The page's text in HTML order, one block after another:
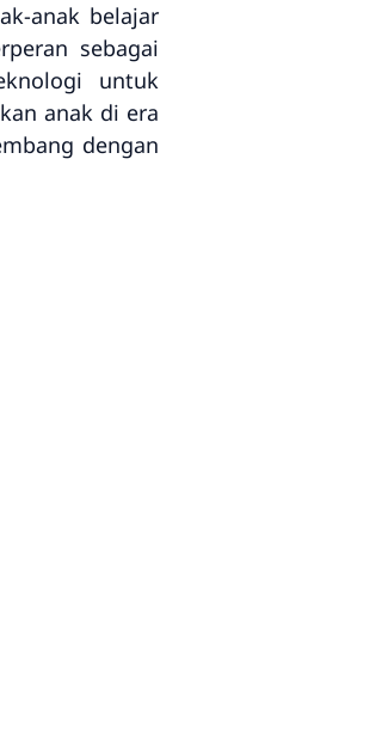
anak belajar
sebagai
untuk
anak di era
dengan